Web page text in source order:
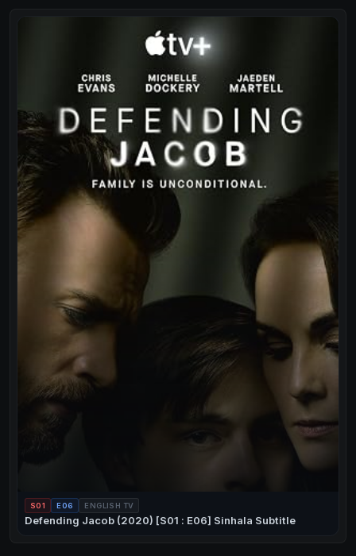
S01 E06 ENGLISH TV
Defending Jacob (2020) [S01 : E06] Sinhala Subtitle